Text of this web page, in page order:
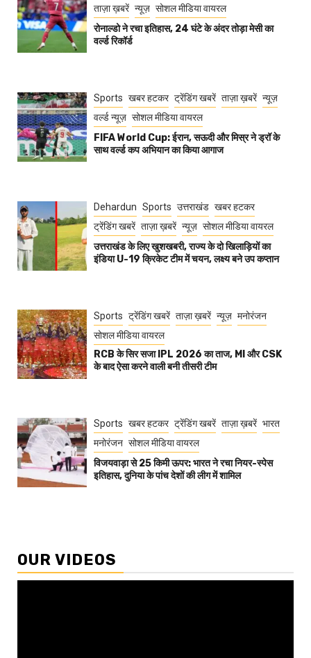
ताज़ा ख़बरें न्यूज़ सोशल मीडिया वायरल
रोनाल्डो ने रचा इतिहास, 24 घंटे के अंदर तोड़ा मेसी का
वर्ल्ड रिकॉर्ड
Sports खबर हटकर ट्रेंडिंग खबरें ताज़ा ख़बरें न्यूज़
वर्ल्ड न्यूज़ सोशल मीडिया वायरल
FIFA World Cup: ईरान, सऊदी और मिस्र ने ड्रॉ के
साथ वर्ल्ड कप अभियान का किया आगाज
Dehardun Sports उत्तराखंड खबर हटकर
ट्रेंडिंग खबरें ताज़ा ख़बरें न्यूज़ सोशल मीडिया वायरल
उत्तराखंड के लिए खुशखबरी, राज्य के दो खिलाड़ियों का
इंडिया U-19 क्रिकेट टीम में चयन, लक्ष्य बने उप कप्तान
Sports ट्रेंडिंग खबरें ताज़ा ख़बरें न्यूज़ मनोरंजन
सोशल मीडिया वायरल
RCB के सिर सजा IPL 2026 का ताज, MI और CSK
के बाद ऐसा करने वाली बनी तीसरी टीम
Sports खबर हटकर ट्रेंडिंग खबरें ताज़ा ख़बरें भारत
मनोरंजन सोशल मीडिया वायरल
विजयवाड़ा से 25 किमी ऊपर: भारत ने रचा नियर-स्पेस
इतिहास, दुनिया के पांच देशों की लीग में शामिल
OUR VIDEOS